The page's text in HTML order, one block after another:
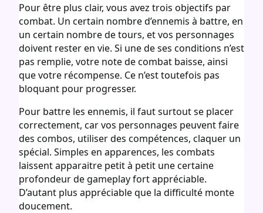
Pour être plus clair, vous avez trois objectifs par
combat. Un certain nombre d’ennemis à battre, en
un certain nombre de tours, et vos personnages
doivent rester en vie. Si une de ses conditions n’est
pas remplie, votre note de combat baisse, ainsi
que votre récompense. Ce n’est toutefois pas
bloquant pour progresser.
Pour battre les ennemis, il faut surtout se placer
correctement, car vos personnages peuvent faire
des combos, utiliser des compétences, claquer un
spécial. Simples en apparences, les combats
laissent apparaitre petit à petit une certaine
profondeur de gameplay fort appréciable.
D’autant plus appréciable que la difficulté monte
doucement.